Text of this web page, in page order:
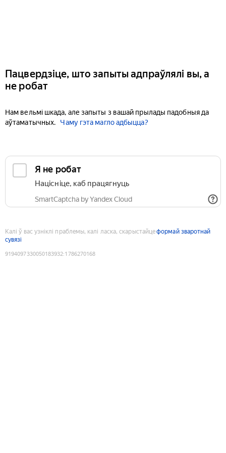
Пацвердзіце, што запыты адпраўлялі вы, а
не робат
Нам вельмі шкада, але запыты з вашай прылады падобныя да
аўтаматычных.
Чаму гэта магло адбыцца?
Я не робат
Націсніце, каб працягнуць
SmartCaptcha by Yandex Cloud
Калі ў вас узніклі праблемы, калі ласка, скарыстайцеформай зваротнай
сувязі
9194097330050183932:1786270168